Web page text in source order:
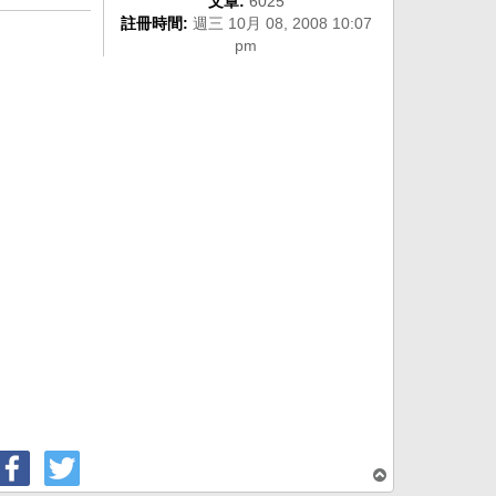
註冊時間: 週三 10月 08, 2008 10:07
pm